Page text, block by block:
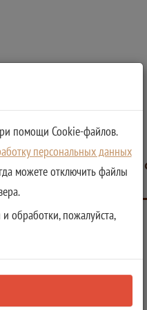
помощи Cookie-файлов.
персональных данных
можете отключить файлы
обработки, пожалуйста,